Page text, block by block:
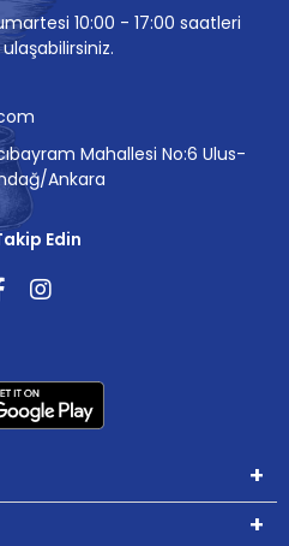
10:00 - 17:00 saatleri
Mahallesi No:6 Ulus-
Ankara
Edin